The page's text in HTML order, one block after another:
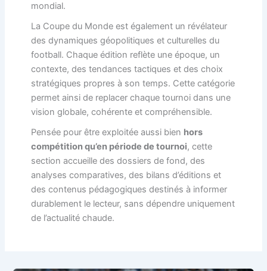
mondial.
La Coupe du Monde est également un révélateur
des dynamiques géopolitiques et culturelles du
football. Chaque édition reflète une époque, un
contexte, des tendances tactiques et des choix
stratégiques propres à son temps. Cette catégorie
permet ainsi de replacer chaque tournoi dans une
vision globale, cohérente et compréhensible.
Pensée pour être exploitée aussi bien hors
compétition qu’en période de tournoi, cette
section accueille des dossiers de fond, des
analyses comparatives, des bilans d’éditions et
des contenus pédagogiques destinés à informer
durablement le lecteur, sans dépendre uniquement
de l’actualité chaude.